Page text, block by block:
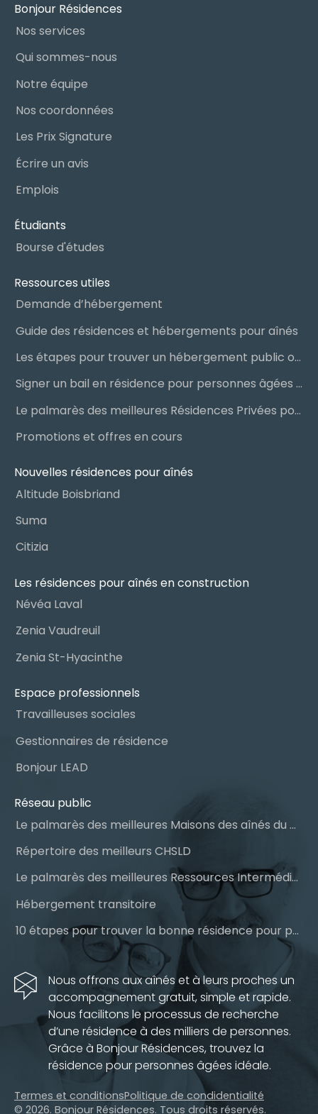
Bonjour Résidences
Nos services
Qui sommes-nous
Notre équipe
Nos coordonnées
Les Prix Signature
Écrire un avis
Emplois
Étudiants
Bourse d'études
Ressources utiles
Demande d’hébergement
Guide des résidences et hébergements pour aînés
Les étapes pour trouver un hébergement public ou privé
Signer un bail en résidence pour personnes âgées (RPA) : ce qu’il faut savoir
Le palmarès des meilleures Résidences Privées pour Aînés (RPA)
Promotions et offres en cours
Nouvelles résidences pour aînés
Altitude Boisbriand
Suma
Citizia
Les résidences pour aînés en construction
Névéa Laval
Zenia Vaudreuil
Zenia St-Hyacinthe
Espace professionnels
Travailleuses sociales
Gestionnaires de résidence
Bonjour LEAD
Réseau public
Le palmarès des meilleures Maisons des aînés du Québec
Répertoire des meilleurs CHSLD
Le palmarès des meilleures Ressources Intermédiaires (RI)
Hébergement transitoire
10 étapes pour trouver la bonne résidence pour personnes âgées
Nous offrons aux aînés et à leurs proches un
accompagnement gratuit, simple et rapide.
Nous facilitons le processus de recherche
d’une résidence à des milliers de personnes.
Grâce à Bonjour Résidences, trouvez la
résidence pour personnes âgées idéale.
Termes et conditionsPolitique de condidentialité
© 2026. Bonjour Résidences. Tous droits réservés.